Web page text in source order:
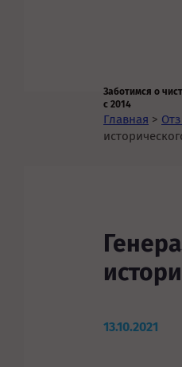
Заботимся о
с 2014
Главная >
13.10.2021